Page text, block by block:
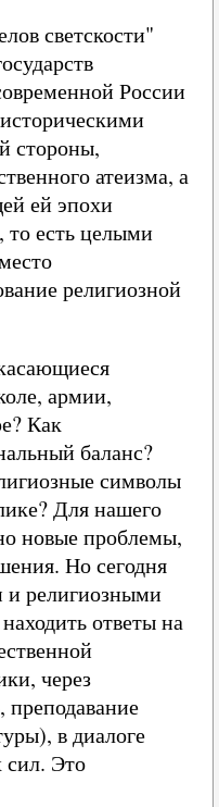
светскости"
России
стороны,
атеизма, а
ей эпохи
то есть целыми
религиозной
армии,
Как
баланс?
символы
Для нашего
новые проблемы,
Но сегодня
и религиозными
ответы на
через
в диалоге
сил. Это